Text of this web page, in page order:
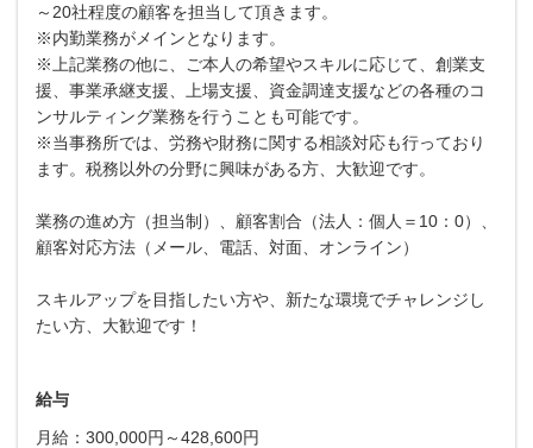
～20社程度の顧客を担当して頂きます。
※内勤業務がメインとなります。
※上記業務の他に、ご本人の希望やスキルに応じて、創業支
援、事業承継支援、上場支援、資金調達支援などの各種のコ
ンサルティング業務を行うことも可能です。
※当事務所では、労務や財務に関する相談対応も行っており
ます。税務以外の分野に興味がある方、大歓迎です。
業務の進め方（担当制）、顧客割合（法人：個人＝10：0）、
顧客対応方法（メール、電話、対面、オンライン）
スキルアップを目指したい方や、新たな環境でチャレンジし
たい方、大歓迎です！
給与
月給：300,000円～428,600円